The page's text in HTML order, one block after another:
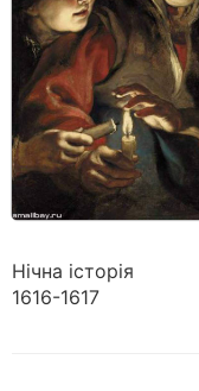
Нічна історія
1616-1617